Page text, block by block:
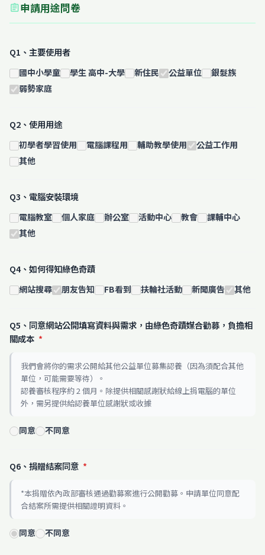
assignment申請用途問卷
Q1、主要使用者
國中小學童 學生 高中-大學 新住民 公益單位
銀髮族
弱勢家庭
Q2、使用用途
初學者學習使用 電腦課程用 輔助教學使用
公益工作用
其他
Q3、電腦安裝環境
電腦教室 個人家庭 辦公室 活動中心 教會
課輔中心
其他
Q4、如何得知綠色奇蹟
網站搜尋 朋友告知 FB看到 扶輪社活動 新聞廣告 其他
Q5、同意網站公開填寫資料與需求，由綠色奇蹟媒合勸募，負擔相
關成本 *
我們會將你的需求公開給其他公益單位募集認養（因為須配合其他
單位，可能需要等待）。
認養審核程序約 2 個月。除提供相關感謝狀給線上捐電腦的單位
外，需另提供給認養單位感謝狀或收據
同意 不同意
Q6、捐贈結案同意 *
*本捐贈依內政部審核通過勸募案進行公開勸募。申請單位同意配
合結案所需提供相關證明資料。
同意 不同意